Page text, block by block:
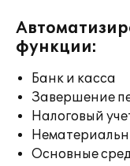
функции:
Банк и касса
Завершение
Налоговый
Основные